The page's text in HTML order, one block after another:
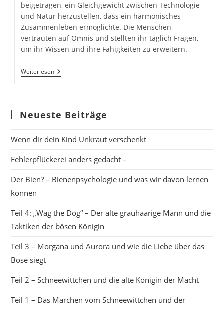
beigetragen, ein Gleichgewicht zwischen Technologie
und Natur herzustellen, dass ein harmonisches
Zusammenleben ermöglichte. Die Menschen
vertrauten auf Omnis und stellten ihr täglich Fragen,
um ihr Wissen und ihre Fähigkeiten zu erweitern.
WeiterlesenDas
Rätsel
–
Eine
Neueste Beiträge
Wenn dir dein Kind Unkraut verschenkt
Fehlerpflückerei anders gedacht –
Der Bien? – Bienenpsychologie und was wir davon lernen
können
Teil 4: „Wag the Dog“ – Der alte grauhaarige Mann und die
Taktiken der bösen Königin
Teil 3 – Morgana und Aurora und wie die Liebe über das
Böse siegt
Teil 2 – Schneewittchen und die alte Königin der Macht
Teil 1 – Das Märchen vom Schneewittchen und der